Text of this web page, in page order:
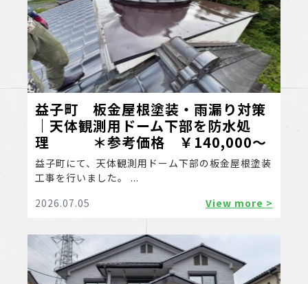
益子町 板金屋根塗装・雨漏り対策
｜天体観測用ドーム下部を防水処
理 ＊参考価格 ￥140,000～
益子町にて、天体観測用ドーム下部の板金屋根塗装
工事を行いました。 ...
2026.07.05
View more >